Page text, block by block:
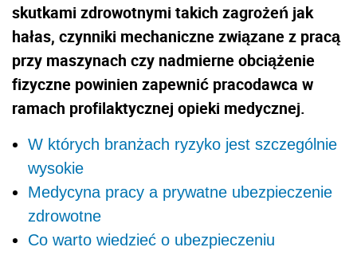
skutkami zdrowotnymi takich zagrożeń jak
hałas, czynniki mechaniczne związane z pracą
przy maszynach czy nadmierne obciążenie
fizyczne powinien zapewnić pracodawca w
ramach profilaktycznej opieki medycznej.
W których branżach ryzyko jest szczególnie
wysokie
Medycyna pracy a prywatne ubezpieczenie
zdrowotne
Co warto wiedzieć o ubezpieczeniu